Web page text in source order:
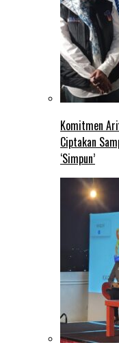
Komitmen
Ciptakan
‘Simpun’